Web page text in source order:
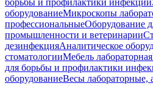
оборудованиеМикроскопы
профессиональныеОборудование
промышленности и ветеринарии
дезинфекцияАналитическое
стоматологииМебель лабораторная
для борьбы и профилактики
оборудованиеВесы лабораторные,